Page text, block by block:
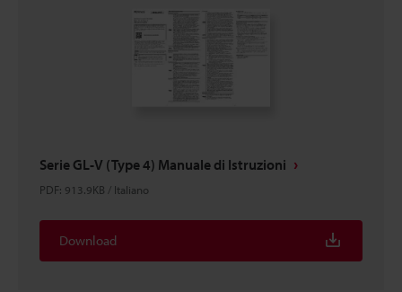
Serie GL-V (Type 4) Manuale di Istruzioni
PDF: 913.9KB / Italiano
Download